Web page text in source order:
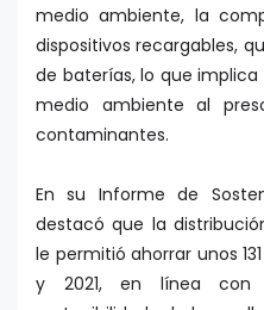
medio ambiente, la
dispositivos recargables,
de baterías, lo que
medio ambiente al
contaminantes.
En su Informe de
destacó que la
le permitió ahorrar unos
y 2021, en línea con